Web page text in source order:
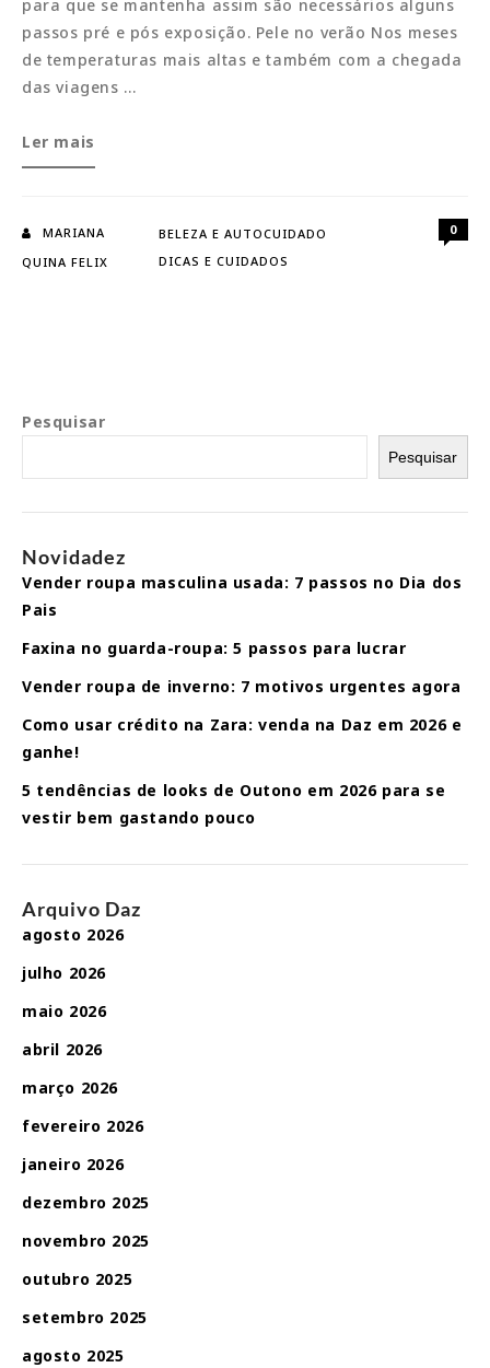
para que se mantenha assim são necessários alguns
passos pré e pós exposição. Pele no verão Nos meses
de temperaturas mais altas e também com a chegada
das viagens …
Cuidados
com
pele:
Ler mais
MARIANA
QUINA FELIX
BELEZA E AUTOCUIDADO
DICAS E CUIDADOS
0
Pesquisar
Pesquisar
Novidadez
Vender roupa masculina usada: 7 passos no Dia dos
Pais
Faxina no guarda-roupa: 5 passos para lucrar
Vender roupa de inverno: 7 motivos urgentes agora
Como usar crédito na Zara: venda na Daz em 2026 e
ganhe!
5 tendências de looks de Outono em 2026 para se
vestir bem gastando pouco
Arquivo Daz
agosto 2026
julho 2026
maio 2026
abril 2026
março 2026
fevereiro 2026
janeiro 2026
dezembro 2025
novembro 2025
outubro 2025
setembro 2025
agosto 2025